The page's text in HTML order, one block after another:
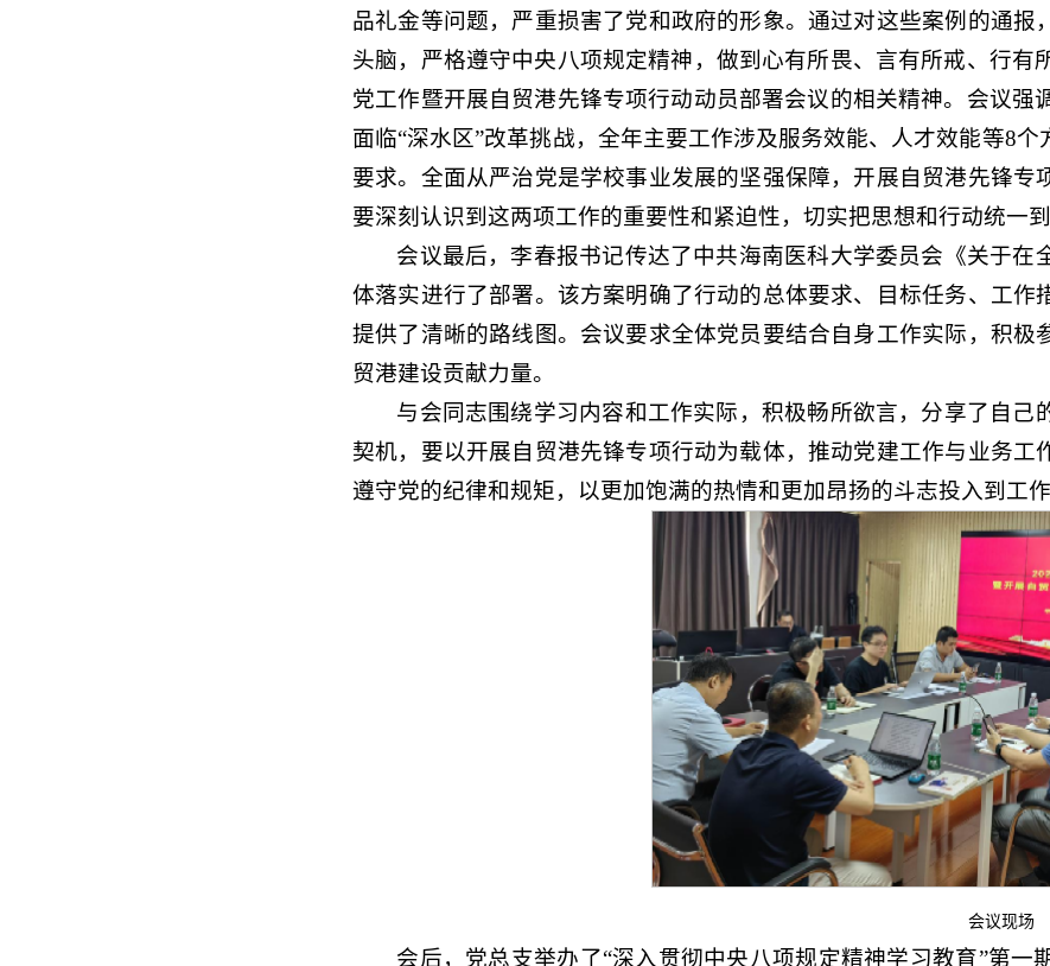
品礼金等问题，严重损害了党和政府的形象。通过对这些案例的通
头脑，严格遵守中央八项规定精神，做到心有所畏、言有所戒、行
党工作暨开展自贸港先锋专项行动动员部署会议的相关精神。会议
面临“深水区”改革挑战，全年主要工作涉及服务效能、人才效能等8
要求。全面从严治党是学校事业发展的坚强保障，开展自贸港先锋
要深刻认识到这两项工作的重要性和紧迫性，切实把思想和行动统一
会议最后，李春报书记传达了中共海南医科大学委员会《关于
体落实进行了部署。该方案明确了行动的总体要求、目标任务、工
提供了清晰的路线图。会议要求全体党员要结合自身工作实际，积
贸港建设贡献力量。
与会同志围绕学习内容和工作实际，积极畅所欲言，分享了自
契机，要以开展自贸港先锋专项行动为载体，推动党建工作与业务
遵守党的纪律和规矩，以更加饱满的热情和更加昂扬的斗志投入到工作
会议现场
会后，党总支举办了“深入贯彻中央八项规定精神学习教育”第